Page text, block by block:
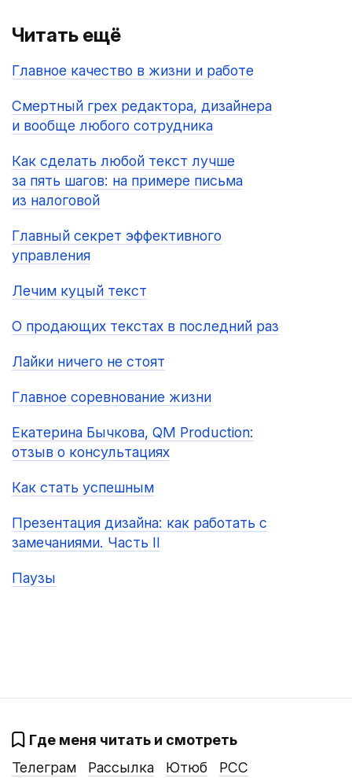
Читать ещё
Главное качество в жизни и работе
Смертный грех редактора, дизайнера
и вообще любого сотрудника
Как сделать любой текст лучше
за пять шагов: на примере письма
из налоговой
Главный секрет эффективного
управления
Лечим куцый текст
О продающих текстах в последний раз
Лайки ничего не стоят
Главное соревнование жизни
Екатерина Бычкова, QM Production:
отзыв о консультациях
Как стать успешным
Презентация дизайна: как работать с
замечаниями. Часть II
Паузы
Где меня читать и смотреть
Телеграм
Рассылка Ютюб
РСС